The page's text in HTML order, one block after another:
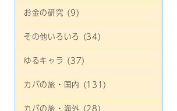
お金の研究 (9)
その他いろいろ (34)
ゆるキャラ (37)
カバの旅・国内 (131)
カバの旅・海外 (28)